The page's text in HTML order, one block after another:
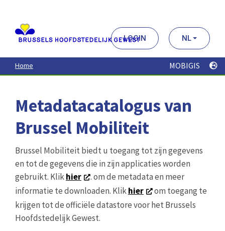
contenu
principal
LOGIN NL
Home MOBIGIS
Metadatacatalogus van
Brussel Mobiliteit
Brussel Mobiliteit biedt u toegang tot zijn gegevens
en tot de gegevens die in zijn applicaties worden
gebruikt. Klikhier
. om de metadata en meer
informatie te downloaden. Klikhier
om toegang te
krijgen tot de officiële datastore voor het Brussels
Hoofdstedelijk Gewest.